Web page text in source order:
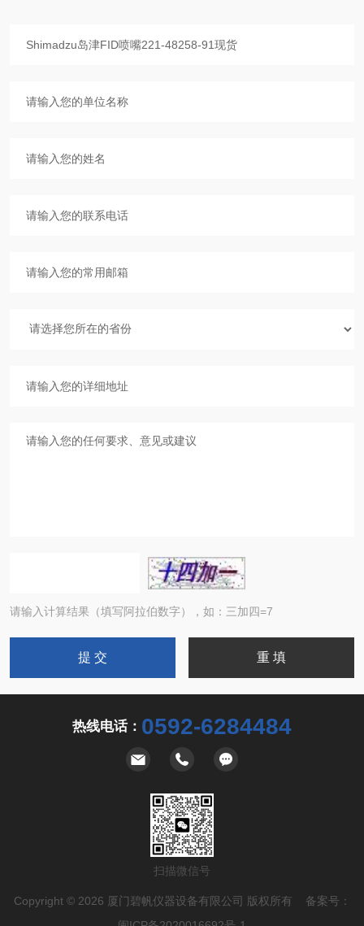
请输入计算结果（填写阿拉伯数字），如：三加四=7
热线电话： 0592-6284484
扫描微信号
Copyright © 2026 厦门碧帆仪器设备有限公司 版权所有 备案号：